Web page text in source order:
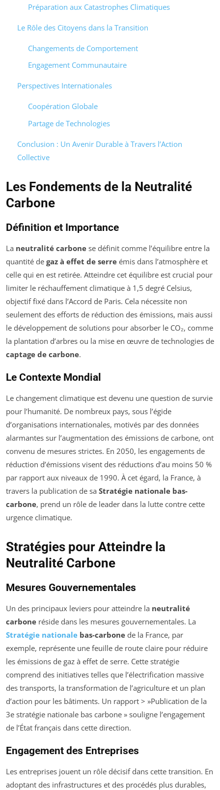
Préparation aux Catastrophes Climatiques
Le Rôle des Citoyens dans la Transition
Changements de Comportement
Engagement Communautaire
Perspectives Internationales
Coopération Globale
Partage de Technologies
Conclusion : Un Avenir Durable à Travers l’Action
Collective
Les Fondements de la Neutralité
Carbone
Définition et Importance
La neutralité carbone se définit comme l’équilibre entre la
quantité de gaz à effet de serre émis dans l’atmosphère et
celle qui en est retirée. Atteindre cet équilibre est crucial pour
limiter le réchauffement climatique à 1,5 degré Celsius,
objectif fixé dans l’Accord de Paris. Cela nécessite non
seulement des efforts de réduction des émissions, mais aussi
le développement de solutions pour absorber le CO₂, comme
la plantation d’arbres ou la mise en œuvre de technologies de
captage de carbone.
Le Contexte Mondial
Le changement climatique est devenu une question de survie
pour l’humanité. De nombreux pays, sous l’égide
d’organisations internationales, motivés par des données
alarmantes sur l’augmentation des émissions de carbone, ont
convenu de mesures strictes. En 2050, les engagements de
réduction d’émissions visent des réductions d’au moins 50 %
par rapport aux niveaux de 1990. À cet égard, la France, à
travers la publication de sa Stratégie nationale bas-
carbone, prend un rôle de leader dans la lutte contre cette
urgence climatique.
Stratégies pour Atteindre la
Neutralité Carbone
Mesures Gouvernementales
Un des principaux leviers pour atteindre la neutralité
carbone réside dans les mesures gouvernementales. La
Stratégie nationale bas-carbone de la France, par
exemple, représente une feuille de route claire pour réduire
les émissions de gaz à effet de serre. Cette stratégie
comprend des initiatives telles que l’électrification massive
des transports, la transformation de l’agriculture et un plan
d’action pour les bâtiments. Un rapport > »Publication de la
3e stratégie nationale bas carbone » souligne l’engagement
de l’État français dans cette direction.
Engagement des Entreprises
Les entreprises jouent un rôle décisif dans cette transition. En
adoptant des infrastructures et des procédés plus durables,